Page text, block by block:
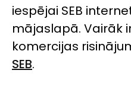
iespējai SEB
mājaslapā. Vairāk
komercijas
SEB.